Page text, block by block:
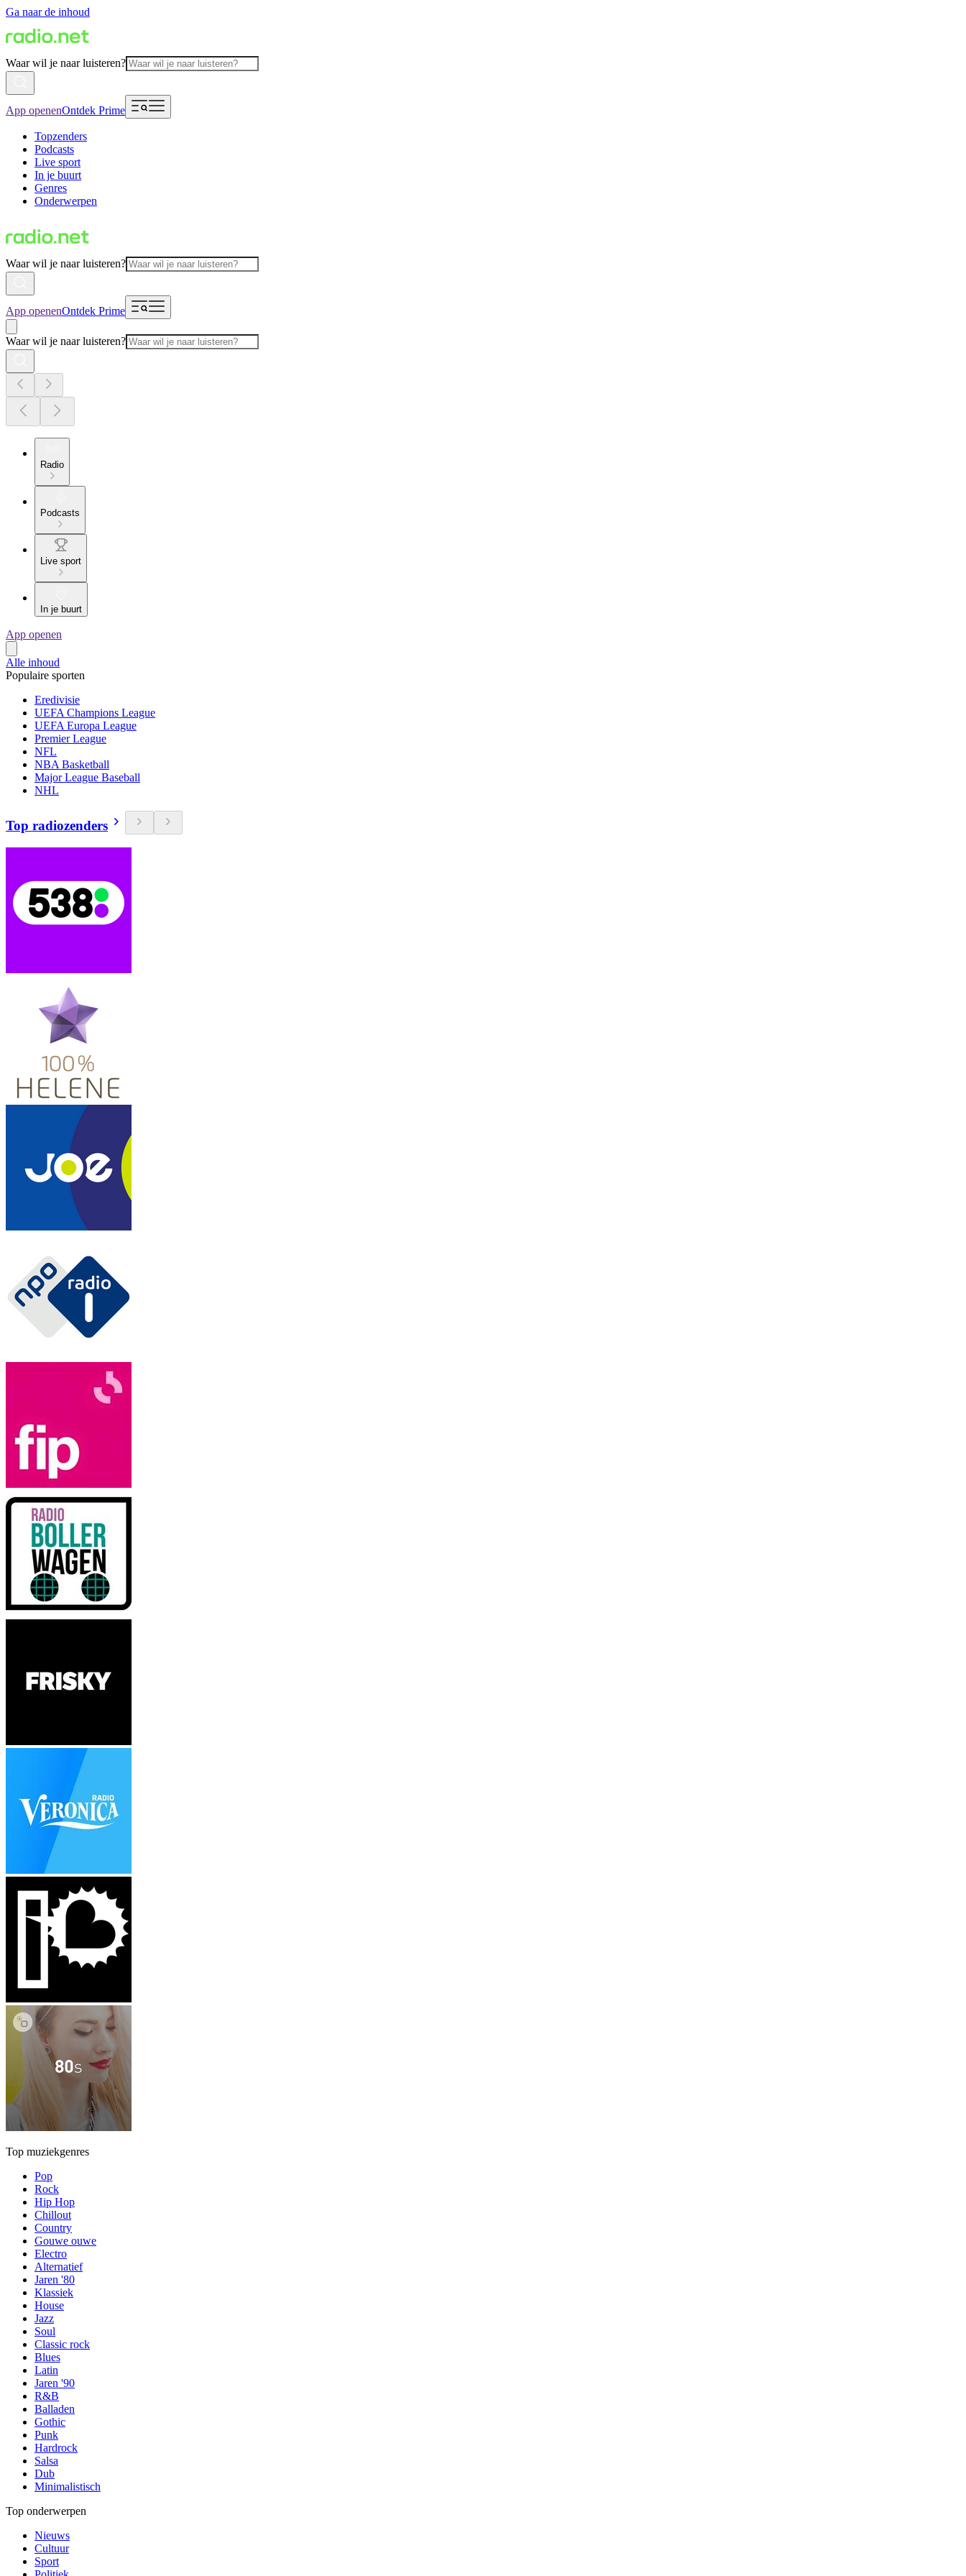
Ga naar de inhoud
Waar wil je naar luisteren?
App openenOntdek Prime
Topzenders
Podcasts
Live sport
In je buurt
Genres
Onderwerpen
Waar wil je naar luisteren?
App openenOntdek Prime
Waar wil je naar luisteren?
Radio
Podcasts
Live sport
In je buurt
App openen
Alle inhoud
Populaire sporten
Eredivisie
UEFA Champions League
UEFA Europa League
Premier League
NFL
NBA Basketball
Major League Baseball
NHL
Top radiozenders
Top muziekgenres
Pop
Rock
Hip Hop
Chillout
Country
Gouwe ouwe
Electro
Alternatief
Jaren '80
Klassiek
House
Jazz
Soul
Classic rock
Blues
Latin
Jaren '90
R&B
Balladen
Gothic
Punk
Hardrock
Salsa
Dub
Minimalistisch
Top onderwerpen
Nieuws
Cultuur
Sport